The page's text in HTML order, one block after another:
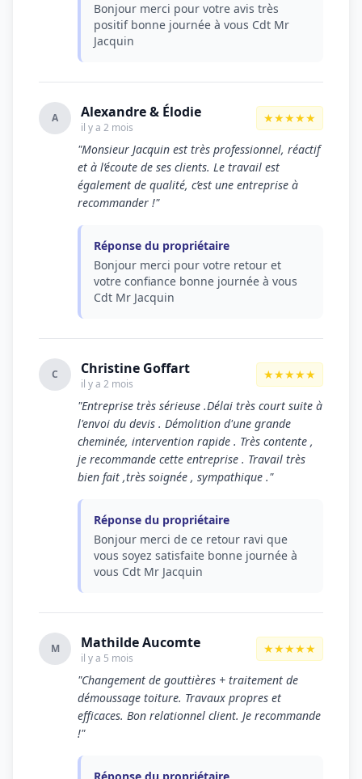
Bonjour merci pour votre avis très
positif bonne journée à vous Cdt Mr
Jacquin
A Alexandre & Élodie
il y a 2 mois
★★★★★
"Monsieur Jacquin est très professionnel, réactif
et à l’écoute de ses clients. Le travail est
également de qualité, c’est une entreprise à
recommander !"
Réponse du propriétaire
Bonjour merci pour votre retour et
votre confiance bonne journée à vous
Cdt Mr Jacquin
C Christine Goffart
il y a 2 mois
★★★★★
"Entreprise très sérieuse .Délai très court suite à
l'envoi du devis . Démolition d'une grande
cheminée, intervention rapide . Très contente ,
je recommande cette entreprise . Travail très
bien fait ,très soignée , sympathique ."
Réponse du propriétaire
Bonjour merci de ce retour ravi que
vous soyez satisfaite bonne journée à
vous Cdt Mr Jacquin
M Mathilde Aucomte
il y a 5 mois
★★★★★
"Changement de gouttières + traitement de
démoussage toiture. Travaux propres et
efficaces. Bon relationnel client. Je recommande
!"